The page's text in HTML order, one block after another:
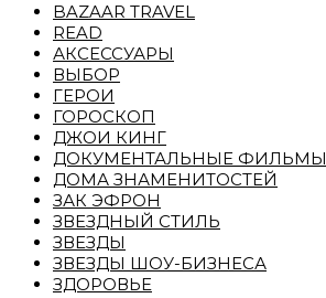
BAZAAR TRAVEL
READ
АКСЕССУАРЫ
ВЫБОР
ГЕРОИ
ГОРОСКОП
ДЖОИ КИНГ
ДОКУМЕНТАЛЬНЫЕ ФИЛЬМЫ
ДОМА ЗНАМЕНИТОСТЕЙ
ЗАК ЭФРОН
ЗВЕЗДНЫЙ СТИЛЬ
ЗВЕЗДЫ
ЗВЕЗДЫ ШОУ-БИЗНЕСА
ЗДОРОВЬЕ